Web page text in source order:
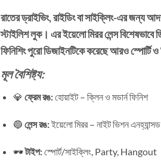
রাতের ড্রাইভিং, রাইডিং বা সাইক্লিং-এর জন্য
স্টাইলিশ লুক। এর ইয়েলো মিরর লেন্স বিশেষভাবে
ফিনিশিং পুরো ডিজাইনটিকে করেছে আরও স্পোর্টি ও
মূল বৈশিষ্ট্য:
💎 ফ্রেম রঙ:হোয়াইট – ক্লিন ও মডার্ন ফিনিশ
🔵 লেন্স রঙ:ইয়েলো মিরর – নাইট ভিশন এনহ্যান্সড
🕶️টাইপ:স্পোর্ট/সাইক্লিং, Party, Hangout